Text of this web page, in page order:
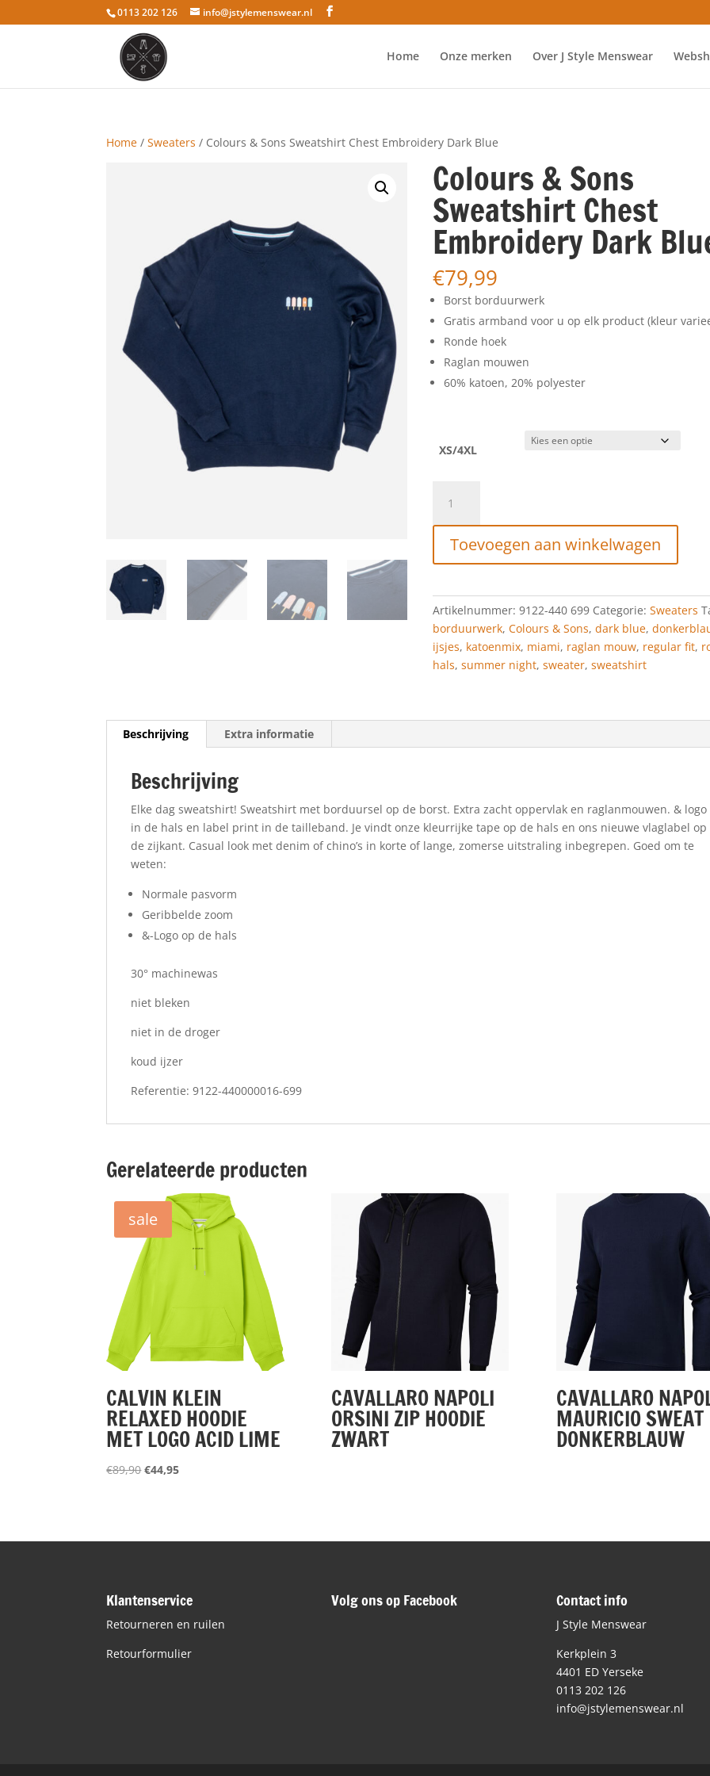
0113 202 126 info@jstylemenswear.nl
Home Onze merken Over J Style Menswear
Home /Sweaters / Colours & Sons Sweatshirt Chest Embroidery Dark Blue
Colours & Sons
Sweatshirt Chest
Embroidery Dark
€79,99
Borst borduurwerk
Gratis armband voor u op elk product (kleur
Ronde hoek
Raglan mouwen
60% katoen, 20% polyester
XS/4XL
Sons
Sweatshirt
Chest
Dark
Blue
aantal
Toevoegen aan winkelwagen
Artikelnummer:9122-440 699 Categorie:Sweaters
borduurwerk,Colours & Sons,dark blue,
ijsjes, katoenmix, miami, raglan mouw, regular fit,
hals,summer night,sweater,sweatshirt
Beschrijving Extra informatie
Beschrijving
Elke dag sweatshirt! Sweatshirt met borduursel op de borst. Extra zacht oppervlak en raglanmouwen. & logo
in de hals en label print in de tailleband. Je vindt onze kleurrijke tape op de hals en ons nieuwe vlaglabel op
de zijkant. Casual look met denim of chino’s in korte of lange, zomerse uitstraling inbegrepen. Goed om te
weten:
Normale pasvorm
Geribbelde zoom
&-Logo op de hals
30° machinewas
niet bleken
niet in de droger
koud ijzer
Referentie:9122-440000016-699
Gerelateerde producten
sale
CALVIN KLEIN
RELAXED HOODIE
MET LOGO ACID LIME
€89,90Oorspronkelijke
€44,95Huidige
CAVALLARO NAPOLI
ORSINI ZIP HOODIE
ZWART
CAVALLARO
MAURICIO SWEAT
DONKERBLAUW
Klantenservice
Retourneren en ruilen
Retourformulier
Volg ons op Facebook Contact info
J Style Menswear
Kerkplein 3
4401 ED Yerseke
0113 202 126
info@jstylemenswear.nl